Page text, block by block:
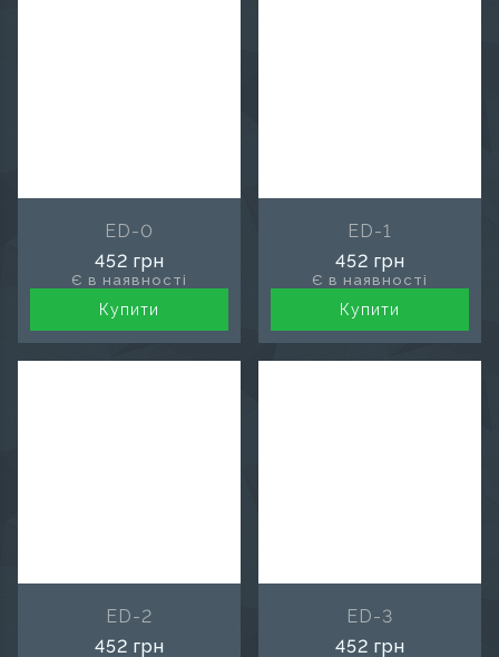
ED-0
452 грн
Є в наявності
Купити
ED-1
452 грн
Є в наявності
Купити
ED-2
452 грн
ED-3
452 грн